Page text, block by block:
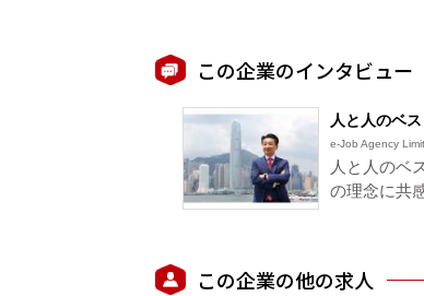
この企業のインタビュー
人と人のベ
e-Job Agency
人と人のベ
の理念に共
この企業の他の求人